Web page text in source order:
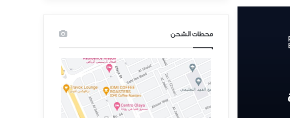
لوسد توقع اتفاقيات جديدة في منتدى
محطات الشحن